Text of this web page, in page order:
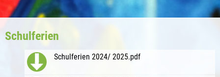
Schulferien
Schulferien 2024/ 2025.pdf